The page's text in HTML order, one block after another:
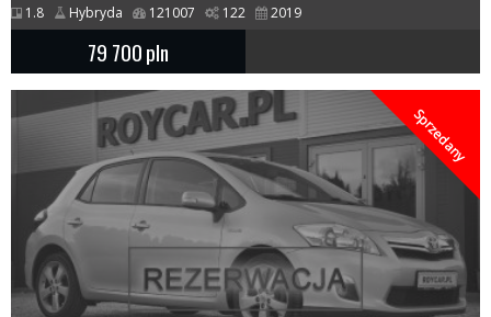
1.8 Hybryda 121007 122 2019
79 700pln
Sprzedany